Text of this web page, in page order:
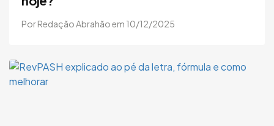
Por Redação Abrahão em 10/12/2025